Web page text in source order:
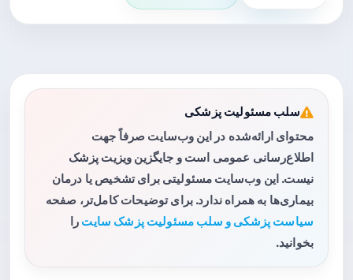
سلب مسئولیت پزشکی
محتوای ارائه‌شده در این وب‌سایت صرفاً جهت
اطلاع‌رسانی عمومی است و جایگزین ویزیت پزشک
نیست. این وب‌سایت مسئولیتی برای تشخیص یا درمان
بیماری‌ها به همراه ندارد. برای توضیحات کامل‌تر، صفحه
سیاست پزشکی و سلب مسئولیت پزشک سایت را
بخوانید.